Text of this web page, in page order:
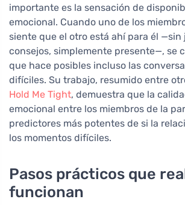
importante es la sensación de
emocional. Cuando uno de los
siente que el otro está ahí para él —sin
consejos, simplemente presente—, se
que hace posibles incluso las
difíciles. Su trabajo, resumido entre
Hold Me Tight, demuestra que la
emocional entre los miembros de la
predictores más potentes de si la
los momentos difíciles.
Pasos prácticos que
funcionan